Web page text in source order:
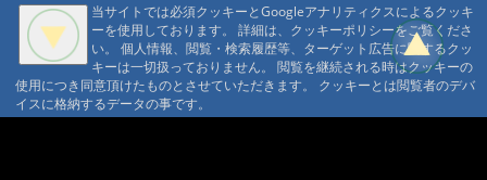
当サイトでは必須クッキーとGoogleアナリティクスによるクッキ
ーを使用しております。 詳細は、クッキーポリシーをご覧くださ
い。 個人情報、閲覧・検索履歴等、ターゲット広告に関するクッ
キーは一切扱っておりません。 閲覧を継続される時はクッキーの
使用につき同意頂けたものとさせていただきます。 クッキーとは閲覧者のデバ
イスに格納するデータの事です。